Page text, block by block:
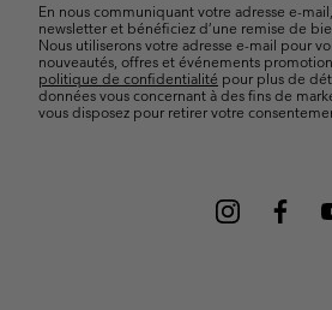
En nous communiquant votre adresse e-
newsletter et bénéficiez d’une remise de
Nous utiliserons votre adresse e-mail pour
nouveautés, offres et événements
politique de confidentialité pour plus de
données vous concernant à des fins de
vous disposez pour retirer votre